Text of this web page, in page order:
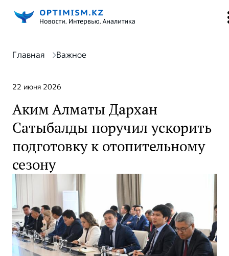
Главная Важное
22 июня 2026
Аким Алматы Дархан
Сатыбалды поручил ускорить
подготовку к отопительному
сезону